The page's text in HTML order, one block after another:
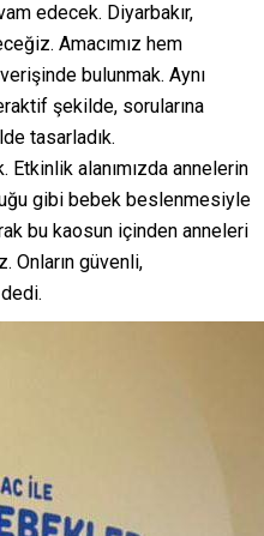
edecek. Diyarbakır,
Amacımız hem
bulunmak. Aynı
şekilde, sorularına
tasarladık.
alanımızda annelerin
gibi bebek beslenmesiyle
bu kaosun içinden anneleri
Onların güvenli,